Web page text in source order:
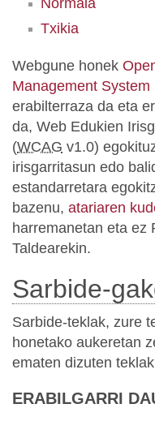
Txikia
Webgune honek
Management System
erabilterraza da eta
da, Web Edukien
(WCAG v1.0)
irisgarritasun edo
estandarretara
bazenu, atariaren
harremanetan eta ez
Taldearekin.
Sarbide-
Sarbide-teklak, zure
honetako aukeretan
ematen dizuten
ERABILGARRI